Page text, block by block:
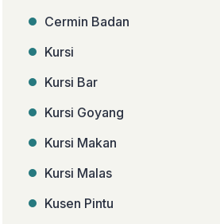
Cermin Badan
Kursi
Kursi Bar
Kursi Goyang
Kursi Makan
Kursi Malas
Kusen Pintu